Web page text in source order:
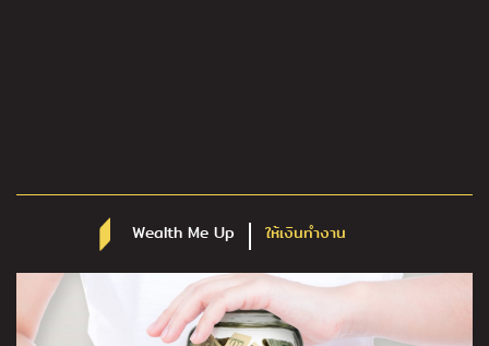
Wealth Me Up ให้เงินทำงาน